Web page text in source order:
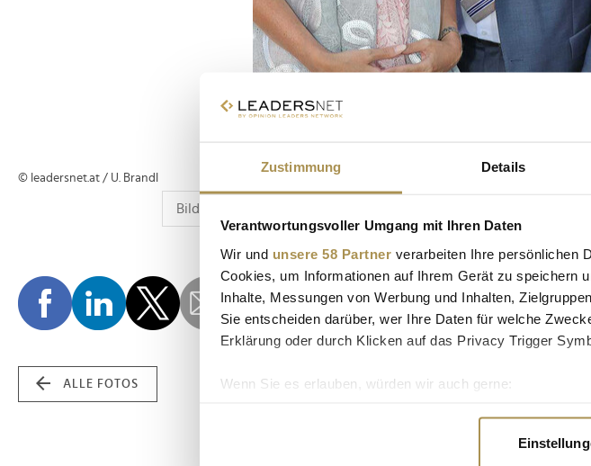
Zustimmung Details
Verantwortungsvoller Umgang mit Ihren Daten
Wir und unsere 58 Partner verarbeiten Ihre persönlichen
Cookies, um Informationen auf Ihrem Gerät zu speichern
Inhalte, Messungen von Werbung und Inhalten,
Sie entscheiden darüber, wer Ihre Daten für welche
Erklärung oder durch Klicken auf das Privacy Trigger
Wenn Sie es erlauben, würden wir auch gerne:
Erfahren Sie mehr darüber, wie Ihre persönlichen Daten
© leadersnet.at / U. Brandl
ALLE FOTOS